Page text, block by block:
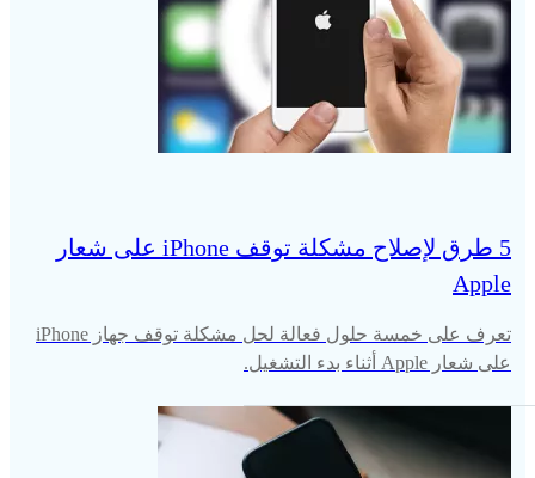
5 طرق لإصلاح مشكلة توقف iPhone على شعار
Apple
تعرف على خمسة حلول فعالة لحل مشكلة توقف جهاز iPhone
على شعار Apple أثناء بدء التشغيل.